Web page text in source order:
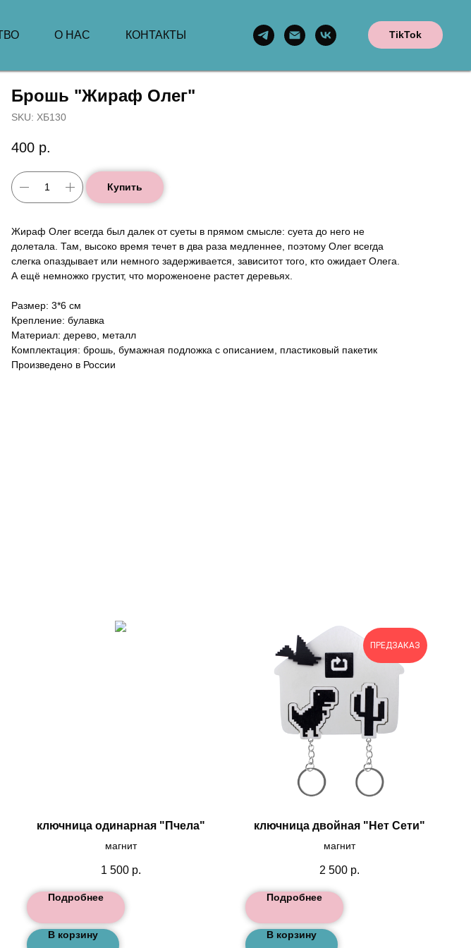
О НАС КОНТАКТЫ TikTok
Брошь "Жираф Олег"
SKU: ХБ130
400 р.
Купить
Жираф Олег всегда был далек от суеты в прямом смысле: суета до него не
долетала. Там, высоко время течет в два раза медленнее, поэтому Олег всегда
слегка опаздывает или немного задерживается, зависитот того, кто ожидает Олега.
А ещё немножко грустит, что мороженоене растет деревьях.
Размер: 3*6 см
Крепление: булавка
Материал: дерево, металл
Комплектация: брошь, бумажная подложка с описанием, пластиковый пакетик
Произведено в России
ключница одинарная "Пчела"
магнит
1 500 р.
Подробнее
В корзину
ПРЕДЗАКАЗ
ключница двойная "Нет Сети"
магнит
2 500 р.
Подробнее
В корзину